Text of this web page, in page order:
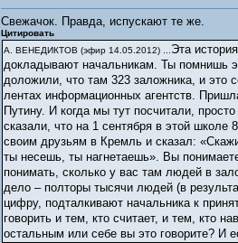
Свежачок. Правда, испускают те же.
Цитировать
А. ВЕНЕДИКТОВ (эфир 14.05.2012) ...
Эта
докладывают начальникам. Ты помнишь
доложили, что там 323 заложника, и это
лентах информационных агентств.
Путину. И когда мы тут посчитали,
сказали, что на 1 сентября в этой
своим друзьям в Кремль и сказал:
ты несешь, ты нагнетаешь». Вы
понимать, сколько у вас там людей в
дело – полторы тысячи людей (в
цифру, подталкивают начальника к
говорить и тем, кто считает, и тем, кто
остальным или себе вы это говорите?